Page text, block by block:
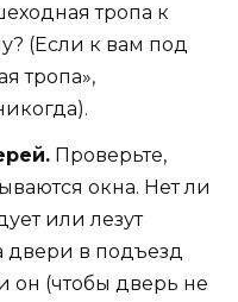
тропа к
(Если к вам под
тропа»,
Проверьте,
окна. Нет ли
или лезут
двери в подъезд
он (чтобы дверь не